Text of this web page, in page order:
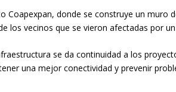
Coapexpan, donde se construye un muro
los vecinos que se vieron afectadas por
se da continuidad a los
una mejor conectividad y prevenir